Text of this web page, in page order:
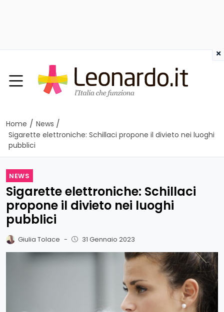
Home / News /
Sigarette elettroniche: Schillaci propone il divieto nei luoghi
pubblici
NEWS
Sigarette elettroniche: Schillaci
propone il divieto nei luoghi
pubblici
Giulia Tolace - 31 Gennaio 2023
×